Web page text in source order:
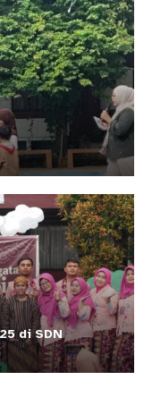
di SDN